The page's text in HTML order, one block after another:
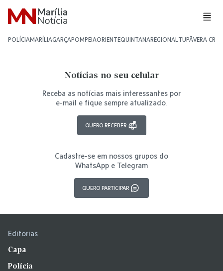
POLÍCIAMARÍLIAGARÇAPOMPEIAORIENTEQUINTANAREGIONALTUPÃVERA CRUZ
Notícias no seu celular
Receba as notícias mais interessantes por
e-mail e fique sempre atualizado.
QUERO RECEBER
Cadastre-se em nossos grupos do
WhatsApp e Telegram
QUERO PARTICIPAR
Editorias
Capa
Polícia